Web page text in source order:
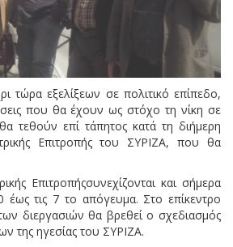
τώρα εξελίξεων σε πολιτικό επίπεδο,
που θα έχουν ως στόχο τη νίκη σε
θα τεθούν επί τάπητος κατά τη διήμερη
Επιτροπής του ΣΥΡΙΖΑ, που θα
Επιτροπήςσυνεχίζονται και σήμερα
έως τις 7 το απόγευμα. Στο επίκεντρο
διεργασιών θα βρεθεί ο σχεδιασμός
της ηγεσίας του ΣΥΡΙΖΑ.